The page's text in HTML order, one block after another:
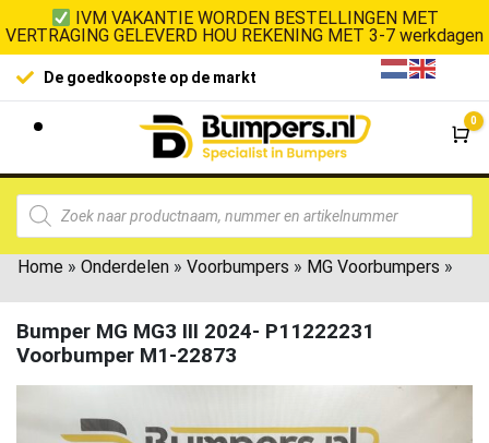
IVM VAKANTIE WORDEN BESTELLINGEN MET
VERTRAGING GELEVERD HOU REKENING MET 3-7 werkdagen
De goedkoopste op de markt
0
Home » Onderdelen » Voorbumpers » MG Voorbumpers »
Bumper MG MG3 III 2024- P11222231
Voorbumper M1-22873